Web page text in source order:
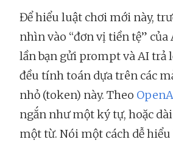
Để hiểu luật chơi mới này,
nhìn vào “đơn vị tiền tệ” của
lần bạn gửi prompt và AI trả
đều tính toán dựa trên các
nhỏ (token) này. Theo
ngắn như một ký tự, hoặc
một từ. Nói một cách dễ hiểu